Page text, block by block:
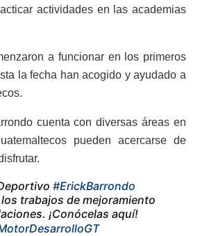
actividades en las academias
a funcionar en los primeros
la fecha han acogido y ayudado a
cuenta con diversas áreas en
pueden acercarse de
#ErickBarrondo
trabajos de mejoramiento
¡Conócelas aquí!